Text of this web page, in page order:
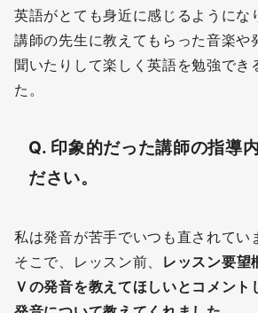
英語がとても身近に感じるようにな
講師の先生に教えてもらった音楽や
聞いたりして楽しく英語を勉強でき
た。
Q. 印象的だった講師の指導
ださい。
私は発音が苦手でいつも直されてい
そこで、レッスン前、 レッスン要望
Ｖの発音を教えてほしいとコメント